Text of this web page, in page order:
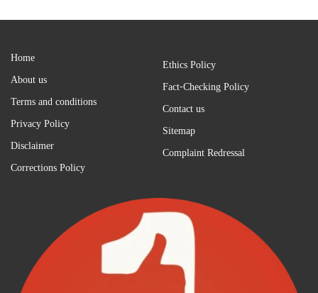
Home
About us
Terms and conditions
Privacy Policy
Disclaimer
Corrections Policy
Ethics Policy
Fact-Checking Policy
Contact us
Sitemap
Complaint Redressal